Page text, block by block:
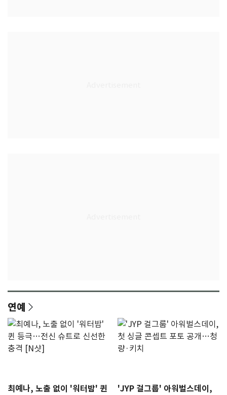
연예
최예나, 노출 없이 '워터밤' 퀸
'JYP 걸그룹' 아워벌스데이,